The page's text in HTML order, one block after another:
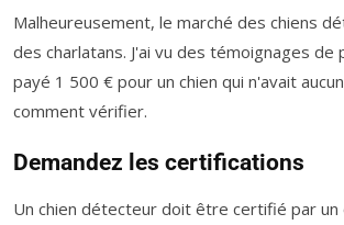
Malheureusement, le marché des chiens
des charlatans. J'ai vu des témoignages de
payé 1 500 € pour un chien qui n'avait
comment vérifier.
Demandez les certifications
Un chien détecteur doit être certifié par un